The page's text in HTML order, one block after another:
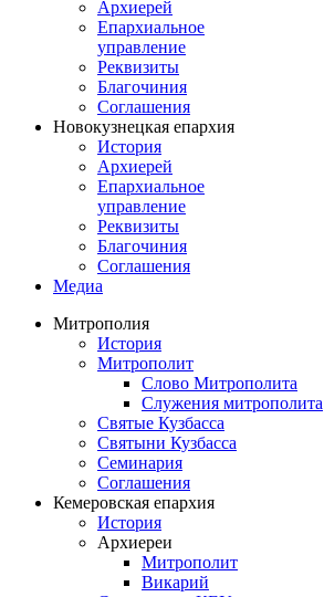
Архиерей
Епархиальное
управление
Реквизиты
Благочиния
Соглашения
Новокузнецкая епархия
История
Архиерей
Епархиальное
управление
Реквизиты
Благочиния
Соглашения
Медиа
Митрополия
История
Митрополит
Слово Митрополита
Служения митрополита
Святые Кузбасса
Святыни Кузбасса
Семинария
Соглашения
Кемеровская епархия
История
Архиереи
Митрополит
Викарий